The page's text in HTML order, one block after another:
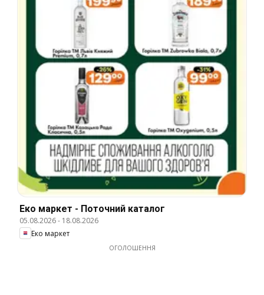
Еко маркет - Поточний каталог
05.08.2026- 18.08.2026
Еко маркет
ОГОЛОШЕННЯ